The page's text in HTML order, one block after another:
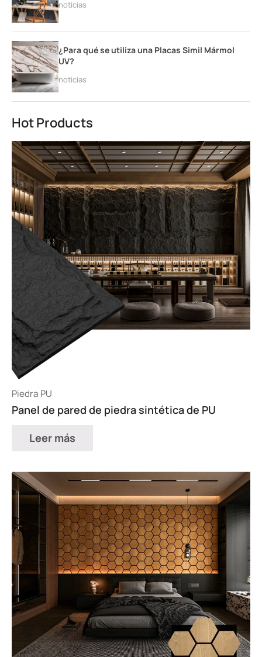
noticias
¿Para qué se utiliza una Placas Simil Mármol
UV?
noticias
Hot Products
Piedra PU
Panel de pared de piedra sintética de PU
Leer más